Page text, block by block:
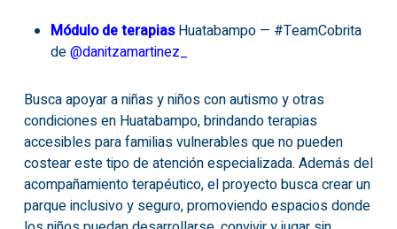
Módulo de terapiasHuatabampo — #TeamCobrita
de@danitzamartinez_
Busca apoyar a niñas y niños con autismo y otras
condiciones en Huatabampo, brindando terapias
accesibles para familias vulnerables que no pueden
costear este tipo de atención especializada. Además del
acompañamiento terapéutico, el proyecto busca crear un
parque inclusivo y seguro, promoviendo espacios donde